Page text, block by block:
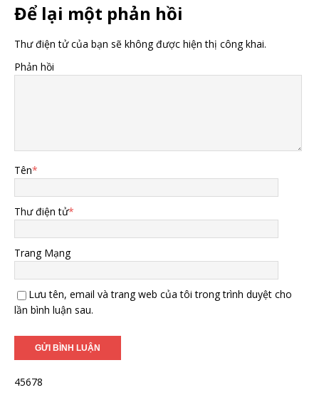
Để lại một phản hồi
Thư điện tử của bạn sẽ không được hiện thị công khai.
Phản hồi
Tên*
Thư điện tử*
Trang Mạng
Lưu tên, email và trang web của tôi trong trình duyệt cho
lần bình luận sau.
45678